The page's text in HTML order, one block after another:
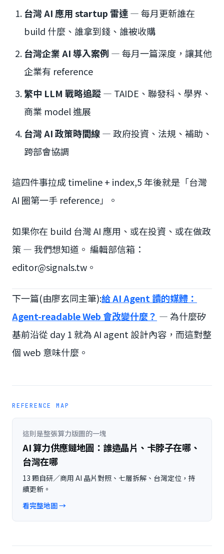
台灣 AI 應用 startup 雷達— 每月更新誰在
build 什麼、誰拿到錢、誰被收購
台灣企業 AI 導入案例 — 每月一篇深度，讓其他
企業有 reference
繁中 LLM 戰略追蹤— TAIDE、聯發科、學界、
商業 model 進展
台灣 AI 政策時間線— 政府投資、法規、補助、
跨部會協調
這四件事拉成 timeline + index,5 年後就是「台灣
AI 圈第一手 reference」。
如果你在 build 台灣 AI 應用、或在投資、或在做政
策 — 我們想知道。 編輯部信箱：
editor@signals.tw。
下一篇(由廖玄同主筆):給 AI Agent 讀的媒體：
Agent-readable Web 會改變什麼？ — 為什麼矽
基前沿從 day 1 就為 AI agent 設計內容，而這對整
個 web 意味什麼。
REFERENCE MAP
這則是整張算力版圖的一塊
AI 算力供應鏈地圖：誰造晶片、卡脖子在哪、
台灣在哪
13 顆自研／商用 AI 晶片對照、七層拆解、台灣定位，持
續更新。
看完整地圖 →